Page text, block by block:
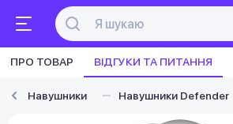
ПРО ТОВАР ВІДГУКИ ТА ПИТАННЯ
Навушники Навушники Defender